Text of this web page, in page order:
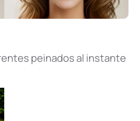
peinados al instante